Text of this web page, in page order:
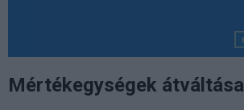
Mértékegységek átváltása